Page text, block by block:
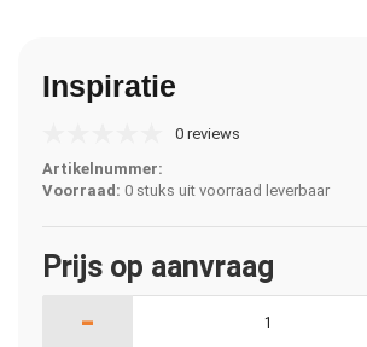
Inspiratie
0 reviews
Artikelnummer:
Voorraad: 0 stuks uit voorraad leverbaar
Prijs op aanvraag
-